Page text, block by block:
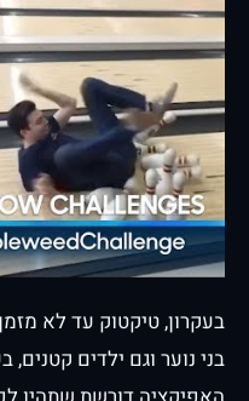
בעקרון, טיקטוק עד לא